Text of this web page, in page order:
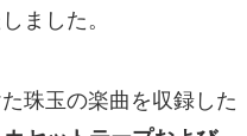
ました。
珠玉の楽曲を収録した